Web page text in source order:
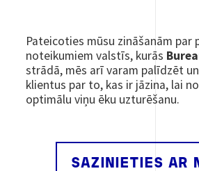
Pateicoties mūsu zināšanām par
noteikumiem valstīs, kurās
strādā, mēs arī varam palīdzēt
klientus par to, kas ir jāzina, lai
optimālu viņu ēku uzturēšanu.
SAZINIETIES AR